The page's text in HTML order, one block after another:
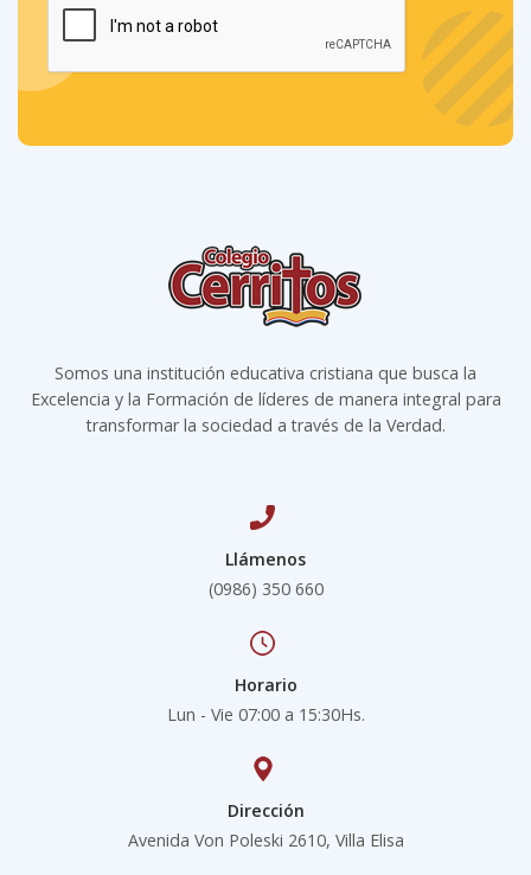
Somos una institución educativa cristiana que busca la
Excelencia y la Formación de líderes de manera integral para
transformar la sociedad a través de la Verdad.
Llámenos
(0986) 350 660
Horario
Lun - Vie 07:00 a 15:30Hs.
Dirección
Avenida Von Poleski 2610, Villa Elisa